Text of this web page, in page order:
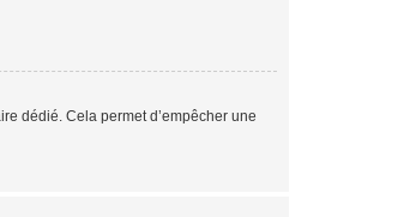
dédié. Cela permet d’empêcher une